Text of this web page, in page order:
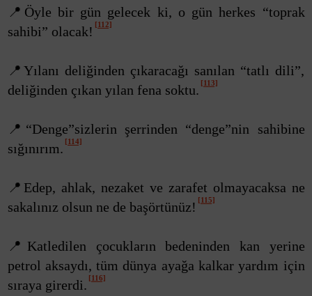
📍Öyle bir gün gelecek ki, o gün herkes “toprak
sahibi” olacak! [112]
📍Yılanı deliğinden çıkaracağı sanılan “tatlı dili”,
deliğinden çıkan yılan fena soktu. [113]
📍“Denge”sizlerin şerrinden “denge”nin sahibine
sığınırım. [114]
📍Edep, ahlak, nezaket ve zarafet olmayacaksa ne
sakalınız olsun ne de başörtünüz! [115]
📍Katledilen çocukların bedeninden kan yerine
petrol aksaydı, tüm dünya ayağa kalkar yardım için
sıraya girerdi. [116]